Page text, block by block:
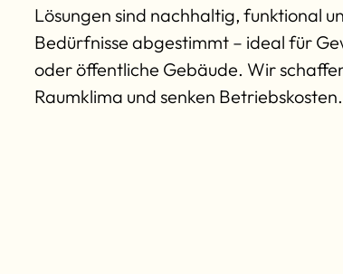
Lösungen sind nachhaltig, funktional
Bedürfnisse abgestimmt – ideal für
oder öffentliche Gebäude. Wir
Raumklima und senken Betriebskosten.